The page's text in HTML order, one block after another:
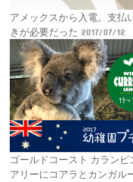
アメックスから入電。支
きが必要だった 2017/07/12
ゴールドコースト カランビ
アリーにコアラとカンガル